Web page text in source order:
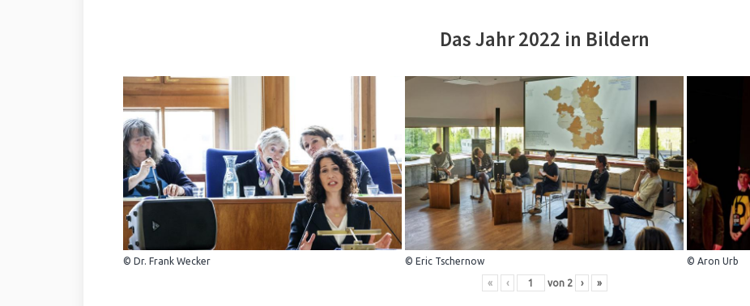
Das Jahr 2022 in Bildern
© Dr. Frank Wecker © Eric Tschernow © Aron Urb
« ‹ von 2 › »